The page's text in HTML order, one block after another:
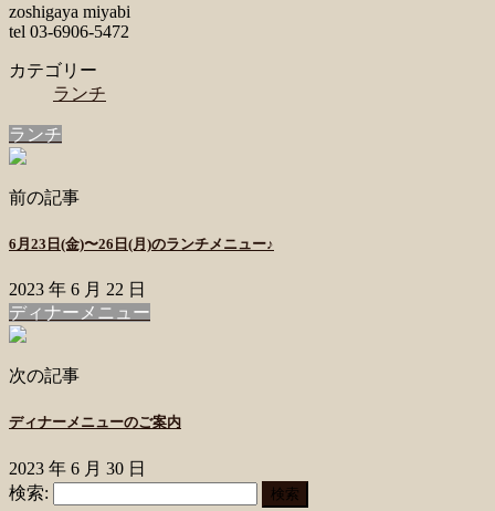
zoshigaya miyabi
tel 03-6906-5472
カテゴリー
ランチ
ランチ
前の記事
6月23日(金)〜26日(月)のランチメニュー♪
2023 年 6 月 22 日
ディナーメニュー
次の記事
ディナーメニューのご案内
2023 年 6 月 30 日
検索: